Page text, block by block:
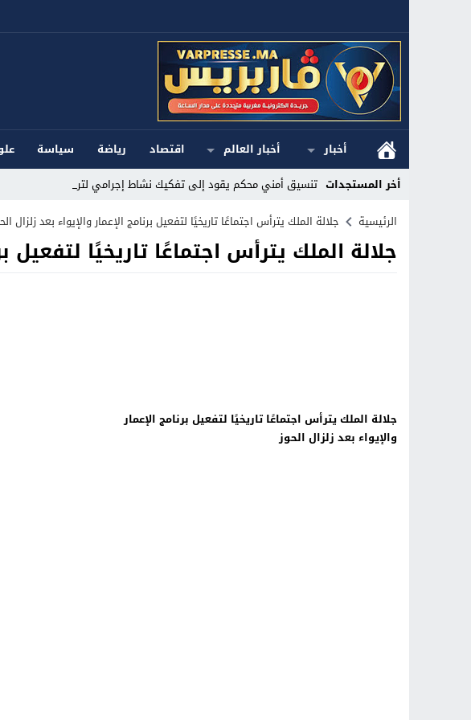
أخبار أخبار العالم اقتصاد رياضة سياسة
أخر المستجدات تنسيق أمني محكم يقود إلى تفكيك نشاط إجرامي لترويج _
Stop
Previous
الرئيسية جلالة الملك يترأس اجتماعًا تاريخيًا لتفعيل برنامج الإعمار والإيواء بعد زلزال
جلالة الملك يترأس اجتماعًا تاريخيًا لتفعيل
جلالة الملك يترأس اجتماعًا تاريخيًا لتفعيل برنامج الإعمار
والإيواء بعد زلزال الحوز